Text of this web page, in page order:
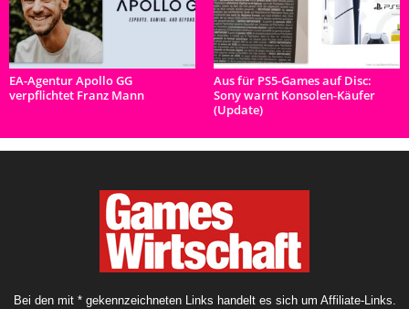
EA-Agentur Apollo GG
verpflichtet Franz Mann
Aus für PS5-Games auf Disc:
Sony warnt Konsolen-Käufer
(Update)
Bei den mit * gekennzeichneten Links handelt es sich um Affiliate-Links.